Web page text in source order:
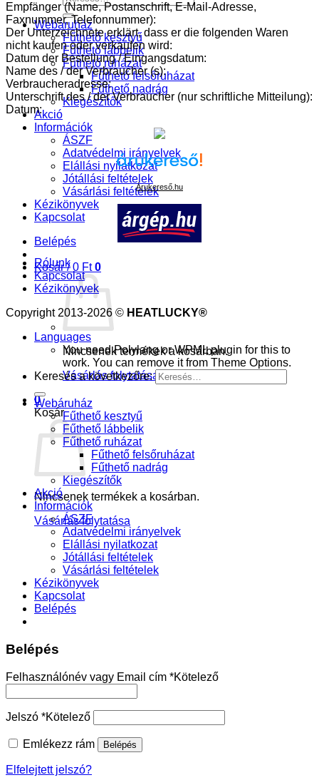
Webáruház
Fűthető kesztyű
Fűthető lábbelik
Fűthető ruházat
Fűthető felsőruházat
Fűthető nadrág
Kiegészítők
Akció
Információk
ÁSZF
Adatvédelmi irányelvek
Elállási nyilatkozat
Jótállási feltételek
Vásárlási feltételek
Kézikönyvek
Kapcsolat
Belépés
Kosár /0 Ft 0
Nincsenek termékek a kosárban.
Vásárlás folytatása
0
Kosár
Nincsenek termékek a kosárban.
Vásárlás folytatása
Empfänger (Name, Postanschrift, E-Mail-Adresse,
Faxnummer, Telefonnummer):
Der Unterzeichnete erklärt, dass er die folgenden Waren
nicht kaufen oder verkaufen wird:
Datum der Bestellung / Eingangsdatum:
Name des / der Verbraucher (s):
Verbraucheradresse:
Unterschrift des / der Verbraucher (nur schriftliche Mitteilung):
Datum:
Árukereső.hu
Rólunk
Kapcsolat
Kézikönyvek
Copyright 2013-2026 © HEATLUCKY®
Languages
You need Polylang or WPML plugin for this to
work. You can remove it from Theme Options.
Keresés a következőre:
Webáruház
Fűthető kesztyű
Fűthető lábbelik
Fűthető ruházat
Fűthető felsőruházat
Fűthető nadrág
Kiegészítők
Akció
Információk
ÁSZF
Adatvédelmi irányelvek
Elállási nyilatkozat
Jótállási feltételek
Vásárlási feltételek
Kézikönyvek
Kapcsolat
Belépés
Belépés
Felhasználónév vagy Email cím *Kötelező
Jelszó *Kötelező
Emlékezz rám Belépés
Elfelejtett jelszó?